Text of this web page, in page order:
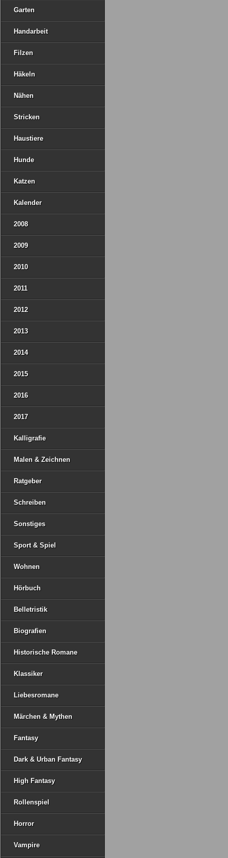
Garten
Handarbeit
Filzen
Häkeln
Nähen
Stricken
Haustiere
Hunde
Katzen
Kalender
2008
2009
2010
2011
2012
2013
2014
2015
2016
2017
Kalligrafie
Malen & Zeichnen
Ratgeber
Schreiben
Sonstiges
Sport & Spiel
Wohnen
Hörbuch
Belletristik
Biografien
Historische Romane
Klassiker
Liebesromane
Märchen & Mythen
Fantasy
Dark & Urban Fantasy
High Fantasy
Rollenspiel
Horror
Vampire